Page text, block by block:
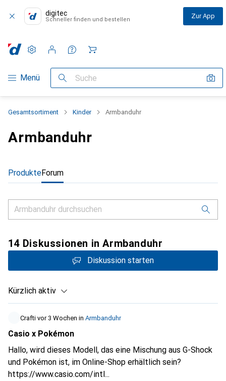
digitec
Schneller finden und bestellen Zur App
Navigation nach Kategorien
Menü Suche
Einstellungen
Kundenkonto
Vergleichslisten
Merklisten
Warenkorb
Gesamtsortiment Kinder Armbanduhr
Armbanduhr
ProdukteForum
14 Diskussionen in Armbanduhr
Diskussion starten
Kürzlich aktiv
Crafti vor 3 Wochen in Armbanduhr
Casio x Pokémon
Hallo, wird dieses Modell, das eine Mischung aus G-Shock
und Pokémon ist, im Online-Shop erhältlich sein?
https://www.casio.com/intl...